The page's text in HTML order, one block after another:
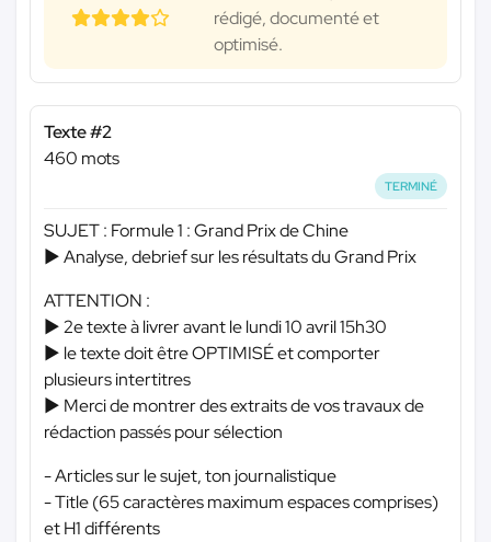
rédigé, documenté et
optimisé.
Texte #2
460 mots
TERMINÉ
SUJET : Formule 1 : Grand Prix de Chine
► Analyse, debrief sur les résultats du Grand Prix
ATTENTION :
► 2e texte à livrer avant le lundi 10 avril 15h30
► le texte doit être OPTIMISÉ et comporter
plusieurs intertitres
► Merci de montrer des extraits de vos travaux de
rédaction passés pour sélection
- Articles sur le sujet, ton journalistique
- Title (65 caractères maximum espaces comprises)
et H1 différents